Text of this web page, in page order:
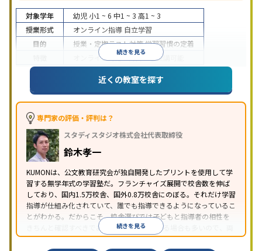
続きを見る
対象学年 幼児 小1 ~ 6 中1 ~ 3 高1 ~ 3
授業形式
オンライン指導 自立学習
目的
授業・定期テスト対策学習習慣の定着
オンライン対応1科目から受講可能
近くの教室を探す
専門家の評価・評判は？
スタディスタジオ株式会社代表取締役
鈴木孝一
KUMONは、公文教育研究会が独自開発したプリントを使用して学
習する無学年式の学習塾だ。フランチャイズ展開で校舎数を伸ば
しており、国内1.5万校舎、国外0.8万校舎にのぼる。それだけ学習
指導が仕組み化されていて、誰でも指導できるようになっているこ
とがわかる。だからこそ、校舎選びでは子どもと指導者の相性を
きちんと確認すべきである。近所に2校舎ある場合も多いので、両
方見学してみることをオススメする。
続きを見る